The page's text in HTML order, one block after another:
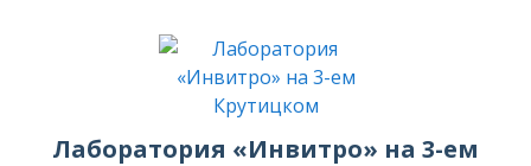
Лаборатория «Инвитро» на 3-ем